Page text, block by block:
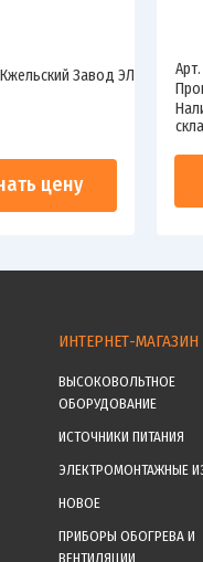
Кжельский Завод
цену
Арт.
ИНТЕРНЕТ-МАГАЗИН
ВЫСОКОВОЛЬТНОЕ
ОБОРУДОВАНИЕ
ИСТОЧНИКИ ПИТАНИЯ
ЭЛЕКТРОМОНТАЖНЫЕ
НОВОЕ
ПРИБОРЫ ОБОГРЕВА И
ВЕНТИЛЯЦИИ